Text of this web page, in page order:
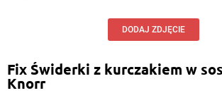
DODAJ ZDJĘCIE
Fix Świderki z kurczakiem w
Knorr